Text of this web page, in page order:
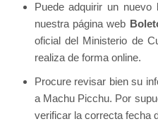
Puede adquirir un
nuestra página web
oficial del Ministerio de
realiza de forma online.
Procure revisar bien su
a Machu Picchu. Por
verificar la correcta fecha